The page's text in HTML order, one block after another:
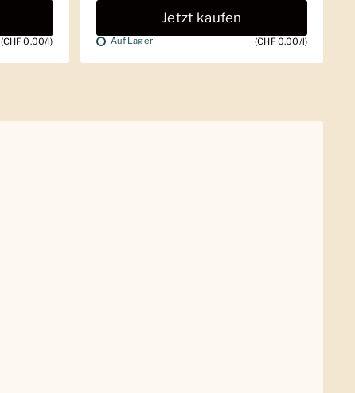
(CHF 0.00/l)
Jetzt kaufen
Auf Lager (CHF 0.00/l)